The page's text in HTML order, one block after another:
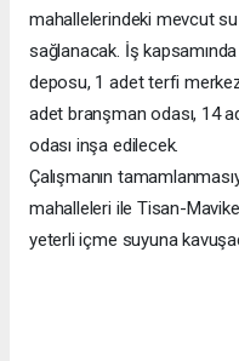
mahallelerindeki mevcut
sağlanacak. İş
deposu, 1 adet terfi
adet branşman odası, 14
odası inşa edilecek.
Çalışmanın
mahalleleri ile Tisan-
yeterli içme suyuna